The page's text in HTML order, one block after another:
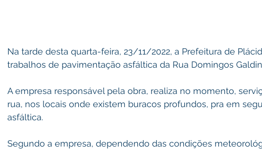
Na tarde desta quarta-feira, 23/11/2022, a Prefeitura de
trabalhos de pavimentação asfáltica da Rua Domingos
A empresa responsável pela obra, realiza no momento,
rua, nos locais onde existem buracos profundos, pra em
asfáltica.
Segundo a empresa, dependendo das condições